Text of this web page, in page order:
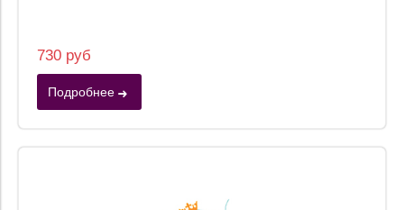
730 руб
Подробнее